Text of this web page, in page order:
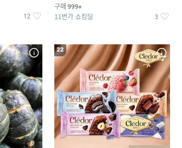
12
구매 999+
11번가 쇼킹딜 3
22